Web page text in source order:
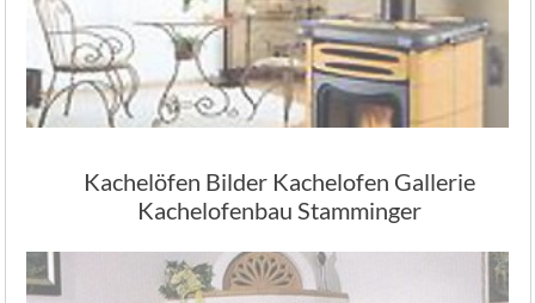
Kachelöfen Bilder Kachelofen Gallerie
Kachelofenbau Stamminger